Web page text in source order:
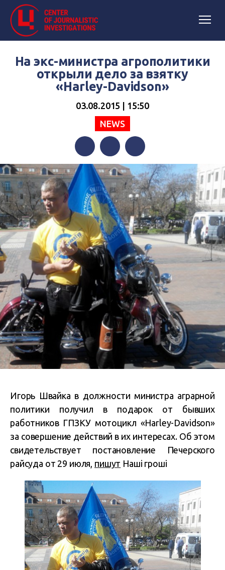
На экс-министра агрополитики
открыли дело за взятку
«Harley-Davidson»
03.08.2015 | 15:50
NEWS
FacebookTwitterTelegram
Игорь Швайка в должности министра аграрной
политики получил в подарок от бывших
работников ГПЗКУ мотоцикл «Harley-Davidson»
за совершение действий в их интересах. Об этом
свидетельствует постановление Печерского
райсуда от 29 июля, пишут Наші гроші